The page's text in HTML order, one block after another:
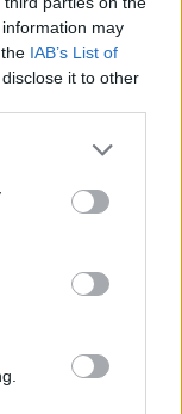
may
IAB’s List of
it to other